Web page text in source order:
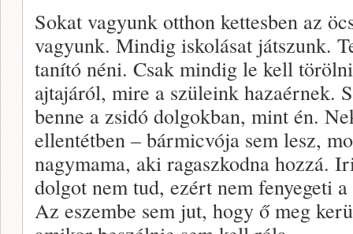
Sokat vagyunk otthon kettesben az
vagyunk. Mindig iskolásat játszunk.
tanító néni. Csak mindig le kell
ajtajáról, mire a szüleink hazaérnek.
benne a zsidó dolgokban, mint én.
ellentétben – bármicvója sem lesz,
nagymama, aki ragaszkodna hozzá.
dolgot nem tud, ezért nem fenyegeti
Az eszembe sem jut, hogy ő meg